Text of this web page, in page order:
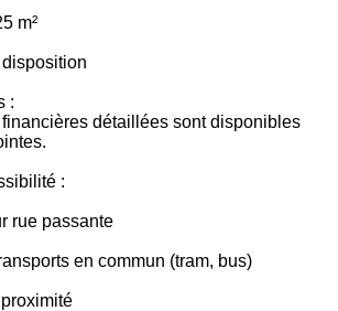
m²
disposition
:
détaillées sont disponibles
:
rue passante
en commun (tram, bus)